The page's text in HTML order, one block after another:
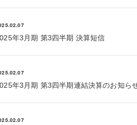
年3月期 第3四半期 決算短信
年3月期 第3四半期連結決算のお知ら